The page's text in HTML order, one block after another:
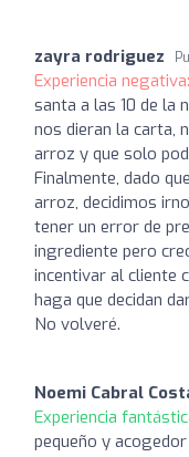
zayra rodriguez
Experiencia negativa:
santa a las 10 de la
nos dieran la carta,
arroz y que solo
Finalmente, dado
arroz, decidimos
tener un error de
ingrediente pero
incentivar al cliente
haga que decidan
No volveré.
Noemi Cabral
Experiencia
pequeño y